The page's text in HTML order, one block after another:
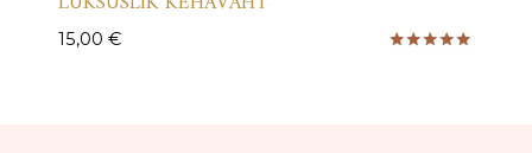
15,00 €